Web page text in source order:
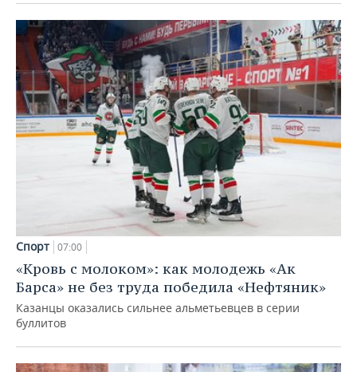
Спорт 07:00
«Кровь с молоком»: как молодежь «Ак
Барса» не без труда победила «Нефтяник»
Казанцы оказались сильнее альметьевцев в серии
буллитов